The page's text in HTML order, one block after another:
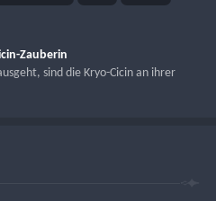
Zauberin
sind die Kryo-Cicin an ihrer